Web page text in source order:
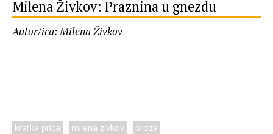
Milena Živkov: Praznina u gnezdu
Autor/ica: Milena Živkov
kratka prica milena zivkov proza